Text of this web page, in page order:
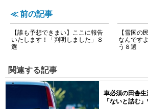
≪ 前の記事
【誰も予想できまい】ここに報告
いたします！「判明しました」８
選
【雪国の
なんです
う８選
関連する記事
車必須の田舎生
「ないと詰む